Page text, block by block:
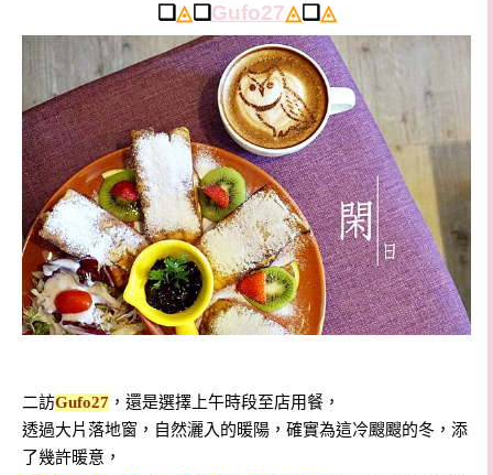
❏◬❏Gufo27◬❏◬
二訪Gufo27 ，還是選擇上午時段至店用餐，
透過大片落地窗，自然灑入的暖陽，確實為這冷颼颼的冬，添
了幾許暖意，